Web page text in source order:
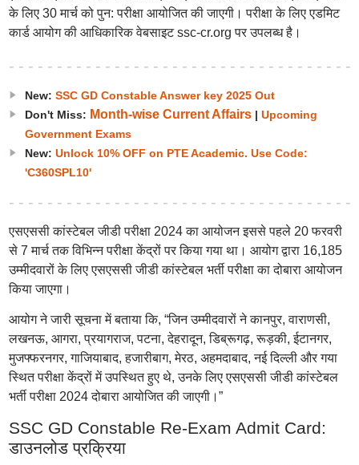
के लिए 30 मार्च को पुन: परीक्षा आयोजित की जाएगी। परीक्षा के लिए एडमिट
कार्ड आयोग की आधिकारिक वेबसाइट ssc-cr.org पर उपलब्ध है।
New: SSC GD Constable Answer key 2025 Out
Don't Miss: Month-wise Current Affairs| Upcoming
Government Exams
New: Unlock 10% OFF on PTE Academic. Use Code:
'C360SPL10'
एसएससी कांस्टेबल जीडी परीक्षा 2024 का आयोजन इससे पहले 20 फरवरी
से 7 मार्च तक विभिन्न परीक्षा केंद्रों पर किया गया था। आयोग द्वारा 16,185
उम्मीदवारों के लिए एसएससी जीडी कांस्टेबल भर्ती परीक्षा का दोबारा आयोजन
किया जाएगा।
आयोग ने जारी सूचना में बताया कि, “जिन उम्मीदवारों ने कानपुर, वाराणसी,
लखनऊ, आगरा, प्रयागराज, पटना, देहरादून, डिब्रूगढ़, रूड़की, ईटानगर,
मुजफ्फरनगर, गाजियाबाद, हजारीबाग, मेरठ, अहमदाबाद, नई दिल्ली और गया
स्थित परीक्षा केंद्रों में उपस्थित हुए थे, उनके लिए एसएससी जीडी कांस्टेबल
भर्ती परीक्षा 2024 दोबारा आयोजित की जाएगी।”
SSC GD Constable Re-Exam Admit Card:
डाउनलोड प्रक्रिया